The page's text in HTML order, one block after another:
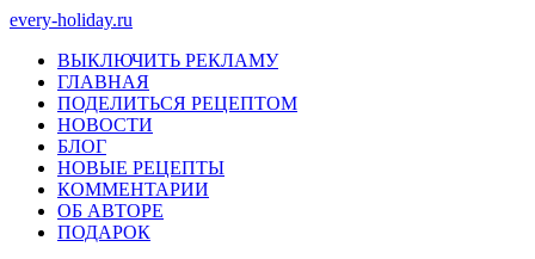
every-holiday.ru
ВЫКЛЮЧИТЬ РЕКЛАМУ
ГЛАВНАЯ
ПОДЕЛИТЬСЯ РЕЦЕПТОМ
НОВОСТИ
БЛОГ
НОВЫЕ РЕЦЕПТЫ
КОММЕНТАРИИ
ОБ АВТОРЕ
ПОДАРОК